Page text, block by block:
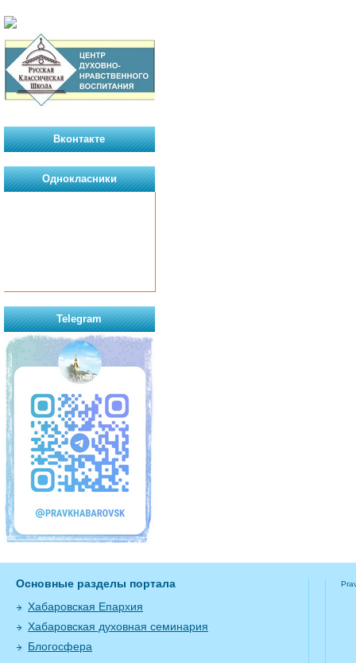
Вконтакте
Однокласники
Telegram
Основные разделы портала
Хабаровская Епархия
Хабаровская духовная семинария
Блогосфера